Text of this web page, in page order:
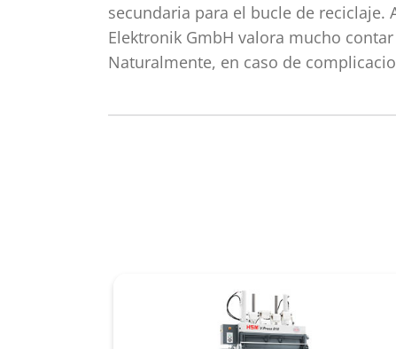
secundaria para el bucle de reciclaje.
Elektronik GmbH valora mucho
Naturalmente, en caso de